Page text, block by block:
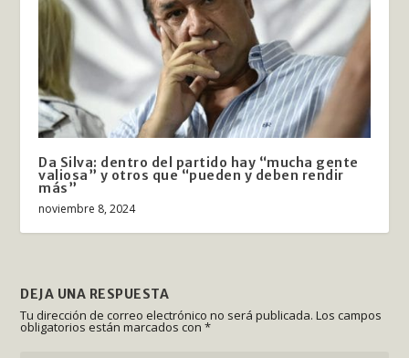
Da Silva: dentro del partido hay “mucha gente
valiosa” y otros que “pueden y deben rendir
más”
noviembre 8, 2024
DEJA UNA RESPUESTA
Tu dirección de correo electrónico no será publicada. Los campos
obligatorios están marcados con*